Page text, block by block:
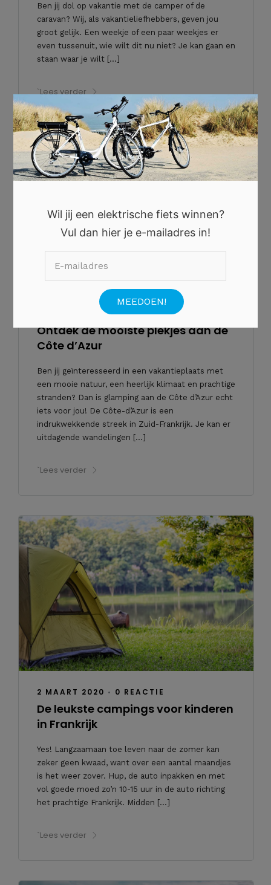
Ben jij dol op vakantie met de camper of de
caravan? Wij, als vakantieliefhebbers, geven jou
groot gelijk. Een weekje of een paar weekjes er
even tussenuit, wie wilt dit nu niet? Je kan gaan en
staan waar je wilt […]
`Lees verder
5 MAART 2020 •0 REACTIE
Ontdek de mooiste plekjes aan de
Côte d’Azur
Ben jij geïnteresseerd in een vakantieplaats met
een mooie natuur, een heerlijk klimaat en prachtige
stranden? Dan is glamping aan de Côte d’Azur echt
iets voor jou! De Côte-d’Azur is een
indrukwekkende streek in Zuid-Frankrijk. Je kan er
uitdagende wandelingen […]
`Lees verder
2 MAART 2020 • 0 REACTIE
De leukste campings voor kinderen
in Frankrijk
Yes! Langzaamaan toe leven naar de zomer kan
zeker geen kwaad, want over een aantal maandjes
is het weer zover. Hup, de auto inpakken en met
vol goede moed zo’n 10-15 uur in de auto richting
het prachtige Frankrijk. Midden […]
`Lees verder
Wil jij een elektrische fiets winnen?
Vul dan hier je e-mailadres in!
×